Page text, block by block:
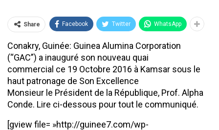
Share Facebook Twitter WhatsApp
Conakry, Guinée: Guinea Alumina Corporation
(“GAC”) a inauguré son nouveau quai
commercial ce 19 Octobre 2016 à Kamsar sous le
haut patronage de Son Excellence
Monsieur le Président de la République, Prof. Alpha
Conde. Lire ci-dessous pour tout le communiqué.
[gview file= »http://guinee7.com/wp-